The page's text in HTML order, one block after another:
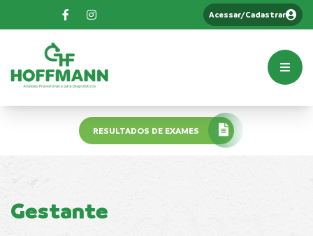
Acessar/Cadastrar
RESULTADOS DE EXAMES
Gestante